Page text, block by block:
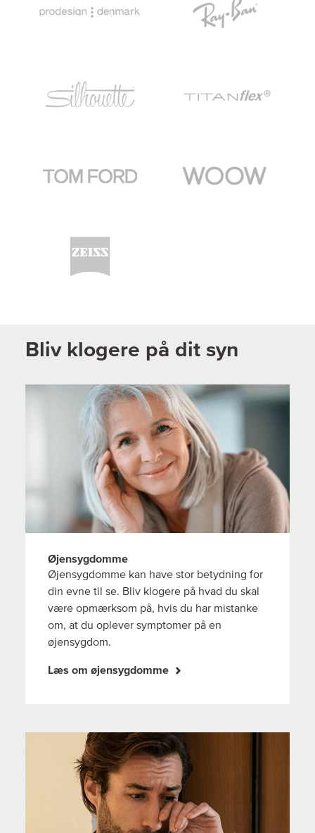
Bliv klogere på dit syn
Øjensygdomme
Øjensygdomme kan have stor betydning for
din evne til se. Bliv klogere på hvad du skal
være opmærksom på, hvis du har mistanke
om, at du oplever symptomer på en
øjensygdom.
Læs om øjensygdomme